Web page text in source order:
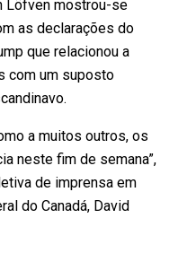
Löfven mostrou-se
as declarações do
que relacionou a
com um suposto
a muitos outros, os
neste fim de semana”,
de imprensa em
do Canadá, David